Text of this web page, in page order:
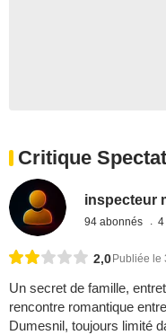
Critique
inspecteur
94 abonnés 4
2,0 Publiée le
Un secret de famille,
rencontre romantique
Dumesnil, toujours limité